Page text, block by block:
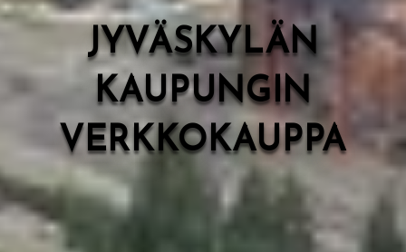
JYVÄSKYLÄN
KAUPUNGIN
VERKKOKAUPPA